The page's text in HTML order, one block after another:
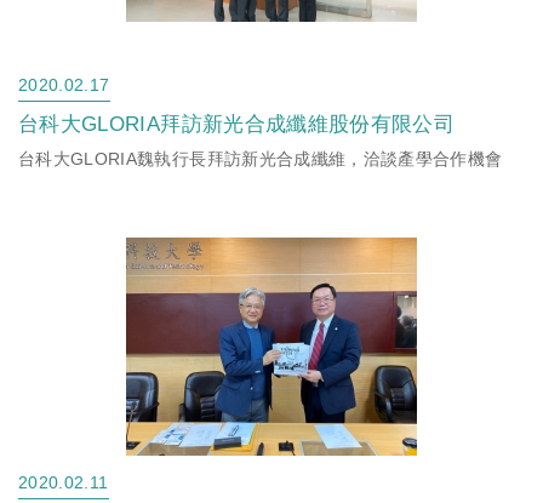
2020.02.17
台科大GLORIA拜訪新光合成纖維股份有限公司
台科大GLORIA魏執行長拜訪新光合成纖維，洽談產學合作機會
2020.02.11